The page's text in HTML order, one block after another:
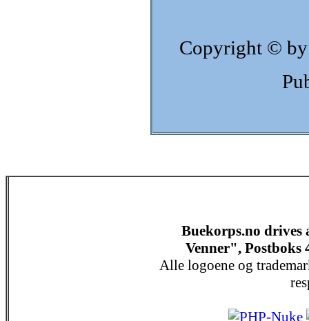
Copyright © by
Buekorps.no drives
Venner", Postboks
Alle logoene og